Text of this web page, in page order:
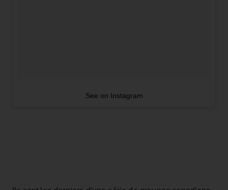
See on Instagram